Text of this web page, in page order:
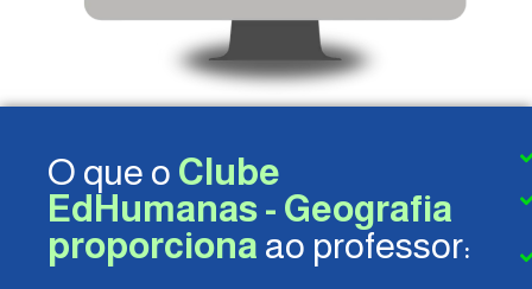
O que o Clube
EdHumanas - Geografia
proporciona ao professor: